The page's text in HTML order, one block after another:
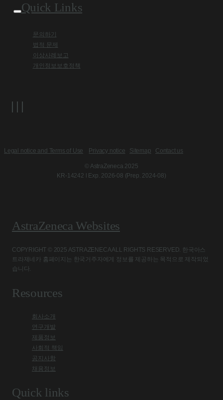
Quick Links
문의하기
법적 문제
이상사례보고
개인정보보호정책
Legal notice and Terms of Use Privacy notice Sitemap Contact us
© AstraZeneca 2025
KR-14242 l Exp. 2026-08 (Prep. 2024-08)
AstraZeneca Websites
COPYRIGHT © 2025 ASTRAZENECA ALL RIGHTS RESERVED. 한국아스
트라제네카 홈페이지는 한국거주자에게 정보를 제공하는 목적으로 제작되었
습니다.
Resources
회사소개
연구개발
제품정보
사회적 책임
공지사항
채용정보
Quick links